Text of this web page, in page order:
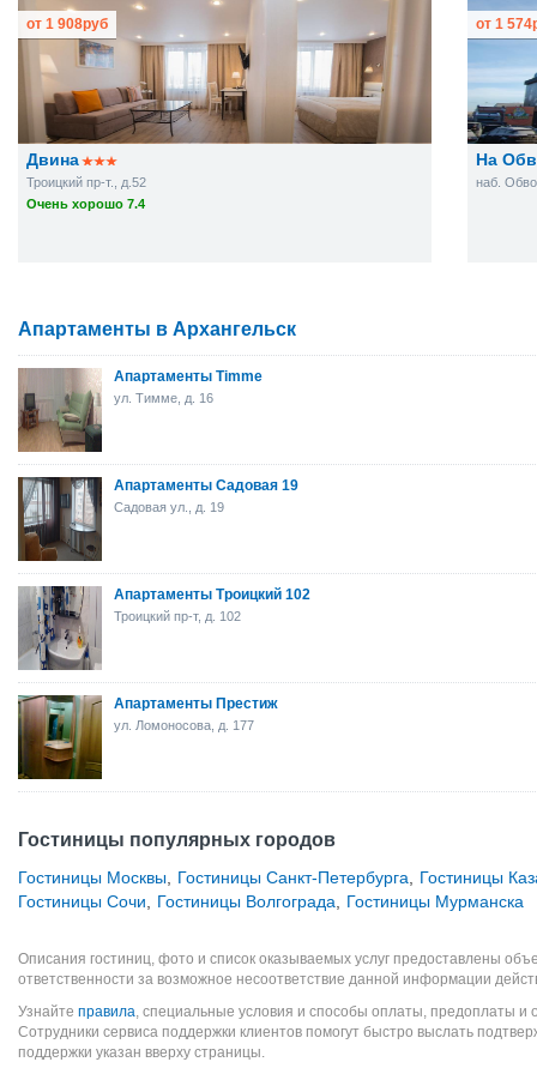
Двина
Троицкий пр-т., д.52
Очень хорошо 7.4
от 1 908руб
На
наб.
от 1 574
Апартаменты в Архангельск
Апартаменты Timme
ул. Тимме, д. 16
Апартаменты Садовая 19
Садовая ул., д. 19
Апартаменты Троицкий 102
Троицкий пр-т, д. 102
Апартаменты Престиж
ул. Ломоносова, д. 177
Гостиницы популярных городов
Гостиницы Москвы Гостиницы Санкт-Петербурга
Гостиницы
Гостиницы Сочи
Гостиницы Волгограда Гостиницы Мурманска
Описания гостиниц, фото и список оказываемых услуг предоставлены
ответственности за возможное несоответствие данной информации
Узнайте правила, специальные условия и способы оплаты, предоплаты и
Сотрудники сервиса поддержки клиентов помогут быстро выслать
поддержки указан вверху страницы.